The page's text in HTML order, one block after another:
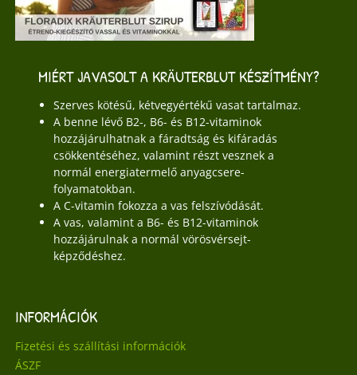
MIÉRT JAVASOLT A KRÄUTERBLUT KÉSZÍTMÉNY?
Szerves kötésű, kétvegyértékű vasat tartalmaz.
A benne lévő B2-, B6- és B12-vitaminok
hozzájárulhatnak a fáradtság és kifáradás
csökkentéséhez, valamint részt vesznek a
normál energiatermelő anyagcsere-
folyamatokban.
A C-vitamin fokozza a vas felszívódását.
A vas, valamint a B6- és B12-vitaminok
hozzájárulnak a normál vörösvérsejt-
képződéshez.
INFORMÁCIÓK
Fizetési és szállítási információk
ÁSZF